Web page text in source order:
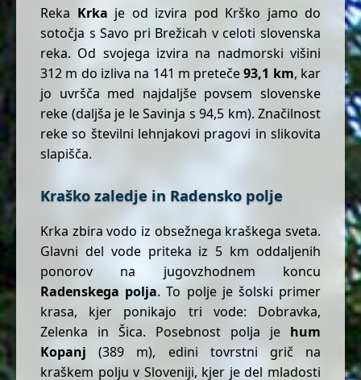
Reka Krka je od izvira pod Krško jamo do
sotočja s Savo pri Brežicah v celoti slovenska
reka. Od svojega izvira na nadmorski višini
312 m do izliva na 141 m preteče93,1 km, kar
jo uvršča med najdaljše povsem slovenske
reke (daljša je le Savinja s 94,5 km). Značilnost
reke so številni lehnjakovi pragovi in slikovita
slapišča.
Kraško zaledje in Radensko polje
Krka zbira vodo iz obsežnega kraškega sveta.
Glavni del vode priteka iz 5 km oddaljenih
ponorov na jugovzhodnem koncu
Radenskega polja. To polje je šolski primer
krasa, kjer ponikajo tri vode: Dobravka,
Zelenka in Šica. Posebnost polja je hum
Kopanj (389 m), edini tovrstni grič na
kraškem polju v Sloveniji, kjer je del mladosti